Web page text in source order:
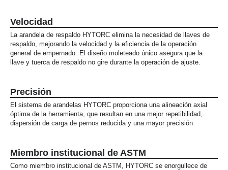
Velocidad
La arandela de respaldo HYTORC elimina la necesidad de llaves de
respaldo, mejorando la velocidad y la eficiencia de la operación
general de empernado. El diseño moleteado único asegura que la
llave y tuerca de respaldo no gire durante la operación de ajuste.
Precisión
El sistema de arandelas HYTORC proporciona una alineación axial
óptima de la herramienta, que resultan en una mejor repetibilidad,
dispersión de carga de pernos reducida y una mayor precisión
Miembro institucional de ASTM
Como miembro institucional de ASTM, HYTORC se enorgullece de